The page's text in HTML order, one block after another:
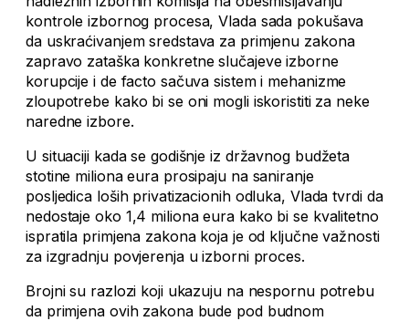
kontrole izbornog procesa, Vlada sada pokušava
da uskraćivanjem sredstava za primjenu zakona
zapravo zataška konkretne slučajeve izborne
korupcije i de facto sačuva sistem i mehanizme
zloupotrebe kako bi se oni mogli iskoristiti za neke
naredne izbore.
U situaciji kada se godišnje iz državnog budžeta
stotine miliona eura prosipaju na saniranje
posljedica loših privatizacionih odluka, Vlada tvrdi da
nedostaje oko 1,4 miliona eura kako bi se kvalitetno
ispratila primjena zakona koja je od ključne važnosti
za izgradnju povjerenja u izborni proces.
Brojni su razlozi koji ukazuju na nespornu potrebu
da primjena ovih zakona bude pod budnom